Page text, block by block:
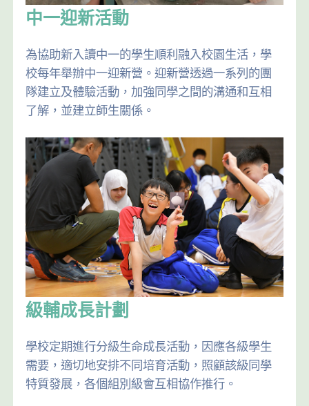
中一迎新活動
為協助新入讀中一的學生順利融入校園生活，學
校每年舉辦中一迎新營。迎新營透過一系列的團
隊建立及體驗活動，加強同學之間的溝通和互相
了解，並建立師生關係。
級輔成長計劃
學校定期進行分級生命成長活動，因應各級學生
需要，適切地安排不同培育活動，照顧該級同學
特質發展，各個組別級會互相協作推行。